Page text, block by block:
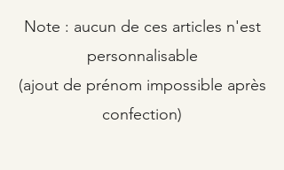
Note : aucun de ces articles n'est
personnalisable
(ajout de prénom impossible après
confection)